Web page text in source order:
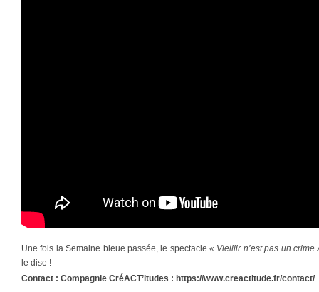
Une fois la Semaine bleue passée, le spectacle« Vieillir n’est pas un crime
le dise !
Contact : Compagnie CréACT’itudes : https://www.creactitude.fr/contact/